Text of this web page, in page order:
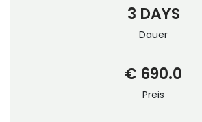
3 DAYS
Dauer
€ 690.0
Preis